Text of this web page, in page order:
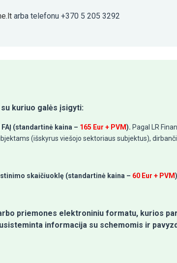
arba telefonu +370 5 205 3292
kuriuo galės įsigyti:
(standartinė kaina – 165 Eur + PVM). Pagal LR
(išskyrus viešojo sektoriaus subjektus),
skaičiuoklę (standartinė kaina – 60 Eur + PVM
priemones elektroniniu formatu, kurios
informacija su schemomis ir